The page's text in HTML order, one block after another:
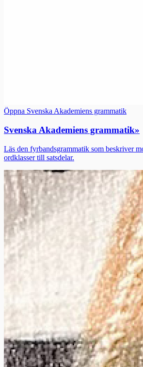
Öppna Svenska Akademiens grammatik
Svenska Akademiens grammatik»
Läs den fyrbandsgrammatik som beskriver
ordklasser till satsdelar.